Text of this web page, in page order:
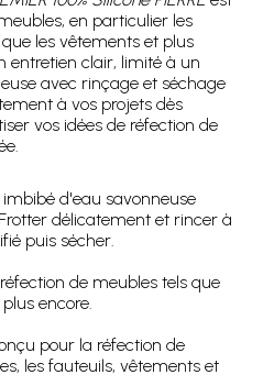
en particulier les
les vêtements et plus
entretien clair, limité à un
avec rinçage et séchage
à vos projets dès
vos idées de réfection de
d'eau savonneuse
délicatement et rincer à
puis sécher.
de meubles tels que
encore.
pour la réfection de
les fauteuils, vêtements et